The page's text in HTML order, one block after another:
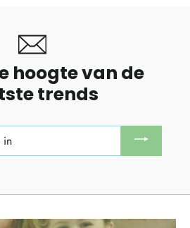
hoogte van de
trends